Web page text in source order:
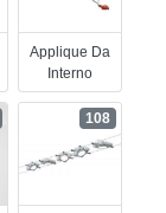
Applique Da
Interno
108